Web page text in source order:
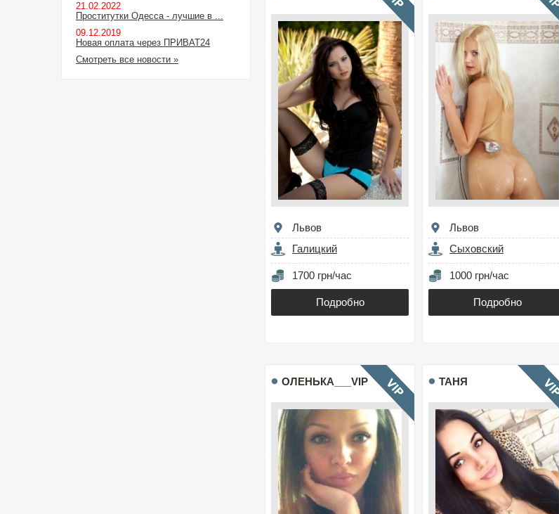
Львов
Галицкий
1700 грн/час
Подробно
Львов
Сыховский
1000 грн/час
Подробно
ОЛЕНЬКА___VIP ТАНЯ
21.02.2022
Проститутки Одесса - лучшие в ...
09.12.2019
Новая оплата через ПРИВАТ24
Смотреть все новости »